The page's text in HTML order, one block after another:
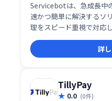
Servicebotは、急成長中
速かつ簡単に解決するソ
理をスピード重視で対応
します。
詳
TillyPay
0.0 (0件)